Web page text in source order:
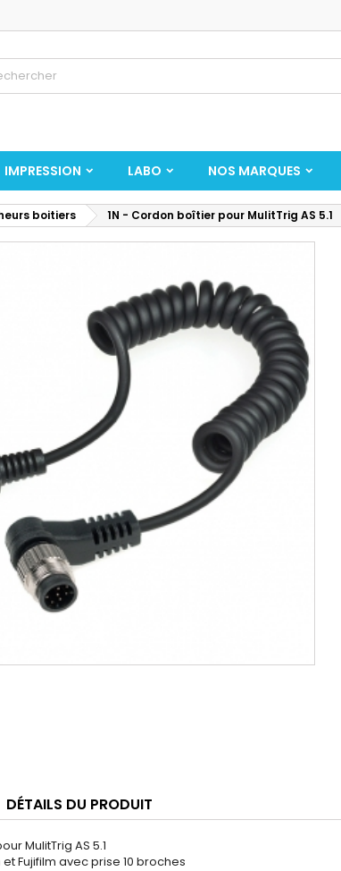
IMPRESSION LABO NOS MARQUES
boitiers 1N - Cordon boîtier pour MulitTrig AS 5.1
DÉTAILS DU PRODUIT
MulitTrig AS 5.1
Fujifilm avec prise 10 broches